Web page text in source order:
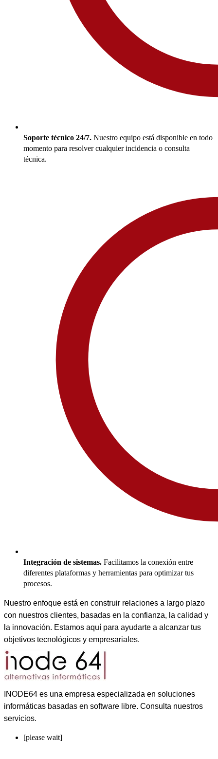
Soporte técnico 24/7. Nuestro equipo está disponible en todo
momento para resolver cualquier incidencia o consulta
técnica.
Integración de sistemas. Facilitamos la conexión entre
diferentes plataformas y herramientas para optimizar tus
procesos.
Nuestro enfoque está en construir relaciones a largo plazo
con nuestros clientes, basadas en la confianza, la calidad y
la innovación. Estamos aquí para ayudarte a alcanzar tus
objetivos tecnológicos y empresariales.
INODE64 es una empresa especializada en soluciones
informáticas basadas en software libre. Consulta nuestros
servicios.
[please wait]